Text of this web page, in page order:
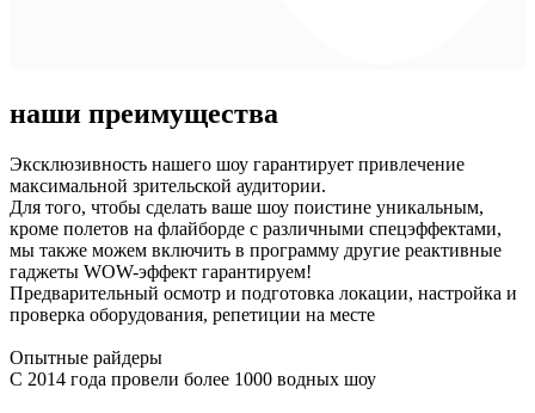
наши преимущества
Эксклюзивность нашего шоу гарантирует привлечение
максимальной зрительской аудитории.
Для того, чтобы сделать ваше шоу поистине уникальным,
кроме полетов на флайборде с различными спецэффектами,
мы также можем включить в программу другие реактивные
гаджеты WOW-эффект гарантируем!
Предварительный осмотр и подготовка локации, настройка и
проверка оборудования, репетиции на месте
Опытные райдеры
С 2014 года провели более 1000 водных шоу